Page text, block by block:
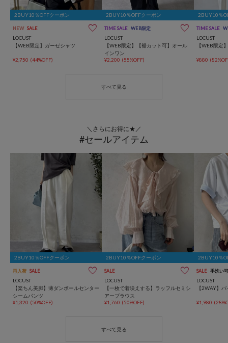
2BUY10％OFFクーポン
NEW SALE
LOCUST
【WEB限定】ガーゼシャツ
¥2,750 (44%OFF)
2BUY10％OFFクーポン
TIME SALE WEB限定
LOCUST
【WEB限定】【裾カット可】オール
インワン
¥2,200 (55%OFF)
2BUY10％
TIME SALE
LOCUST
【WEB限定
¥880
＼さらにお得に★／
#セールアイテム
2BUY10％OFFクーポン
再入荷 SALE
LOCUST
【楽ちん美脚】薄ダンボールセンター
シームパンツ
¥1,320 (50%OFF)
2BUY10％OFFクーポン
SALE
LOCUST
【一枚で着映えする】ラッフルセミシ
アーブラウス
¥1,760 (50%OFF)
2BUY10％
SALE 手洗い可
LOCUST
【2WAY】
¥1,980